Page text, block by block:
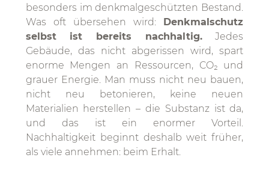
besonders im denkmalgeschützten Bestand.
Was oft übersehen wird:
Denkmalschutz
selbst ist bereits nachhaltig.Jedes
Gebäude, das nicht abgerissen wird, spart
enorme Mengen an Ressourcen, CO₂ und
grauer Energie. Man muss nicht neu bauen,
nicht neu betonieren, keine neuen
Materialien herstellen – die Substanz ist da,
und das ist ein enormer Vorteil.
Nachhaltigkeit beginnt deshalb weit früher,
als viele annehmen: beim Erhalt.